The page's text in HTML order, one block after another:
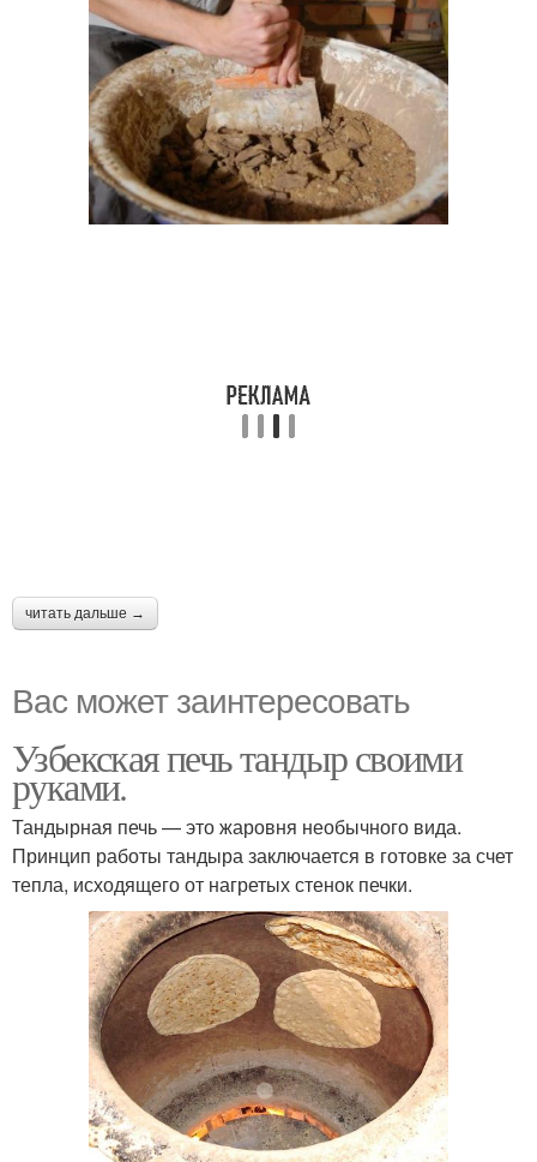
читать дальше →
Вас может заинтересовать
Узбекская печь тандыр своими
руками.
Тандырная печь — это жаровня необычного вида.
Принцип работы тандыра заключается в готовке за счет
тепла, исходящего от нагретых стенок печки.